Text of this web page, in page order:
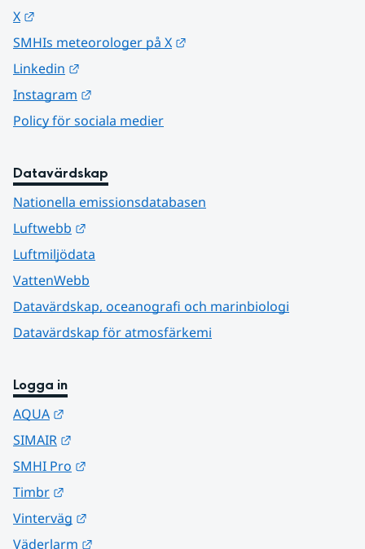
X
SMHIs meteorologer på X
Linkedin
Instagram
Policy för sociala medier
Datavärdskap
Nationella emissionsdatabasen
Luftwebb
Luftmiljödata
VattenWebb
Datavärdskap, oceanografi och marinbiologi
Datavärdskap för atmosfärkemi
Logga in
AQUA
SIMAIR
SMHI Pro
Timbr
Vinterväg
Väderlarm